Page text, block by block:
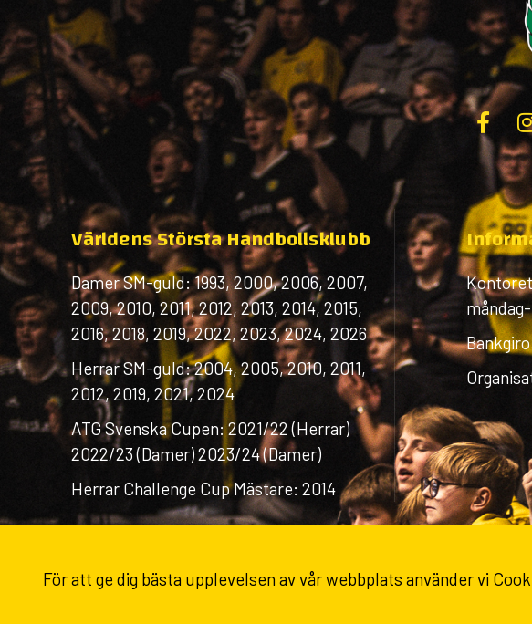
Världens Största Handbollsklubb
Damer SM-guld: 1993, 2000, 2006, 2007,
2009, 2010, 2011, 2012, 2013, 2014, 2015,
2016, 2018, 2019, 2022, 2023, 2024, 2026
Herrar SM-guld: 2004, 2005, 2010, 2011,
2012, 2019, 2021, 2024
ATG Svenska Cupen: 2021/22 (Herrar)
2022/23 (Damer) 2023/24 (Damer)
Herrar Challenge Cup Mästare: 2014
För att ge dig bästa upplevelsen av vår webbplats använder vi